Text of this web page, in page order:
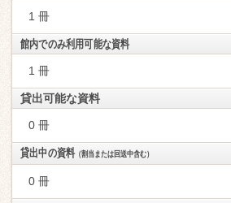
1 冊
館内でのみ利用可能な資料
1 冊
貸出可能な資料
0 冊
貸出中の資料（割当または回送中含む）
0 冊